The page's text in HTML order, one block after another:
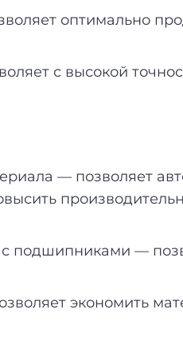
оптимально
с высокой
— позволяет
подшипниками —
экономить